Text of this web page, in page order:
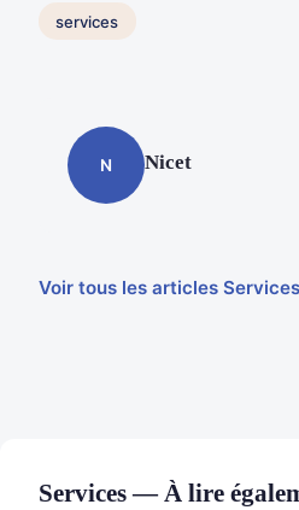
services
N Nicet
Voir tous les articles
Services — À lire